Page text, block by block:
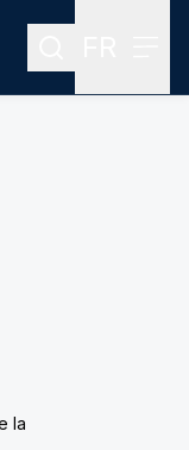
Rechercher
la